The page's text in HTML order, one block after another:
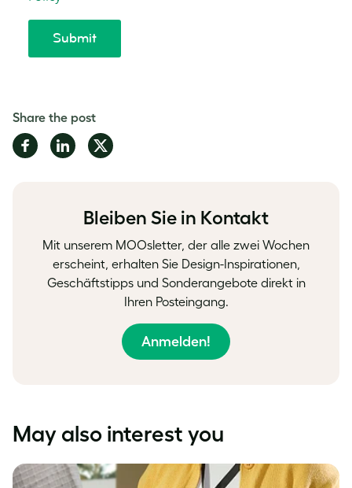
Share the post
Share
on
Share
on
Share
on
Bleiben Sie in Kontakt
Mit unserem MOOsletter, der alle zwei Wochen
erscheint, erhalten Sie Design-Inspirationen,
Geschäftstipps und Sonderangebote direkt in
Ihren Posteingang.
Anmelden!
May also interest you